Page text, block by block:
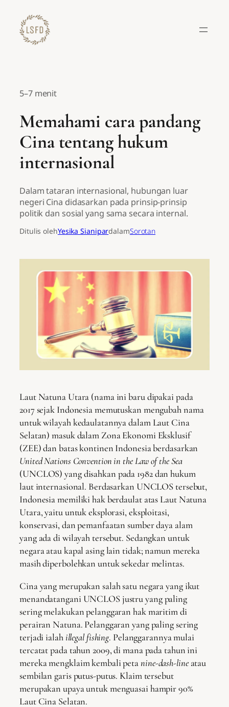
konten
5–7 menit
Memahami cara pandang
Cina tentang hukum
internasional
Dalam tataran internasional, hubungan luar
negeri Cina didasarkan pada prinsip-prinsip
politik dan sosial yang sama secara internal.
Ditulis olehYesika SianipardalamSorotan
Laut Natuna Utara (nama ini baru dipakai pada
2017 sejak Indonesia memutuskan mengubah nama
untuk wilayah kedaulatannya dalam Laut Cina
Selatan) masuk dalam Zona Ekonomi Eksklusif
(ZEE) dan batas kontinen Indonesia berdasarkan
United Nations Convention in the Law of the Sea
(UNCLOS) yang disahkan pada 1982 dan hukum
laut internasional. Berdasarkan UNCLOS tersebut,
Indonesia memiliki hak berdaulat atas Laut Natuna
Utara, yaitu untuk eksplorasi, eksploitasi,
konservasi, dan pemanfaatan sumber daya alam
yang ada di wilayah tersebut. Sedangkan untuk
negara atau kapal asing lain tidak; namun mereka
masih diperbolehkan untuk sekedar melintas.
Cina yang merupakan salah satu negara yang ikut
menandatangani UNCLOS justru yang paling
sering melakukan pelanggaran hak maritim di
perairan Natuna. Pelanggaran yang paling sering
terjadi ialah illegal fishing. Pelanggarannya mulai
tercatat pada tahun 2009, di mana pada tahun ini
mereka mengklaim kembali petanine-dash-lineatau
sembilan garis putus-putus. Klaim tersebut
merupakan upaya untuk menguasai hampir 90%
Laut Cina Selatan.